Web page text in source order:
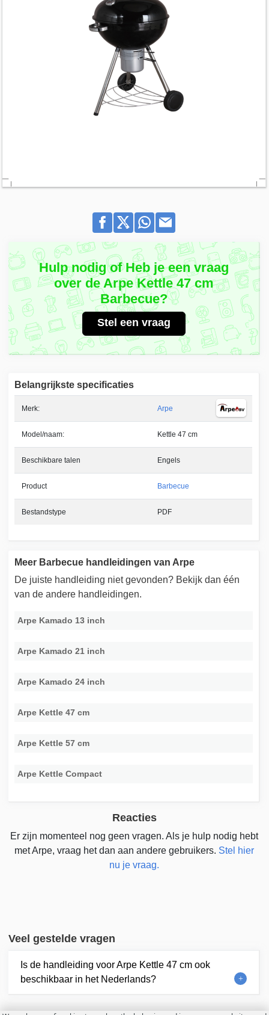
Hulp nodig of Heb je een vraag
over de Arpe Kettle 47 cm
Barbecue?
Stel een vraag
Belangrijkste specificaties
Merk: Arpe
Model/naam: Kettle 47 cm
Beschikbare talen Engels
Product Barbecue
Bestandstype PDF
Meer Barbecue handleidingen van Arpe
De juiste handleiding niet gevonden? Bekijk dan één
van de andere handleidingen.
Arpe Kamado 13 inch
Arpe Kamado 21 inch
Arpe Kamado 24 inch
Arpe Kettle 47 cm
Arpe Kettle 57 cm
Arpe Kettle Compact
Reacties
Er zijn momenteel nog geen vragen. Als je hulp nodig hebt
met Arpe, vraag het dan aan andere gebruikers. Stel hier
nu je vraag.
Veel gestelde vragen
Is de handleiding voor Arpe Kettle 47 cm ook
beschikbaar in het Nederlands?